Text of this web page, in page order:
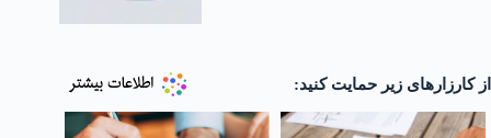
از کارزارهای زیر حمایت کنید: